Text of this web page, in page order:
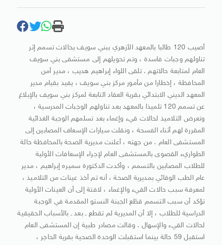
أصيب 120 طالبا بالمعهد الأزهري ببني سويف بحالات تسمم إثر
تناولهم وجبات فاسدة ، وتم تحويلهم إلى مستشفى بني سويف
العام لمتابعة حالاتهم . تلقى اللواء إبراهيم هديب ، مدير أمن
المحافظة ، إخطارا من مأمور مركز بني سويف ، يفيد بقيام مدير
المعهد الديني الابتدائي بقرية العقاد التابعة لمركز بني سويف بالإبلاغ
عن تسمم 120 تلميذا بالمعهد بعد تناولهم الوجبات المدرسية ،
وتعرض التلاميذ لحالات قيء وإغماء بعد تسلمهم الوجبة الغذائية
المقررة لهم أثناء الفسحة ، ونقلت سيارات الإسعاف المصابين إلى
المستشفى العام . من جهته ، أعلنت مديرية الصحة بالمحافظة حالة
الطواريء القصوى بالمستشفى العام لإجراء الإسعافات الأولية
للطلاب المصابين بالتسمم ، وأكدت الدكتورة سميره إبراهيم ، مدير
عام الطب الوقائي بمديرية الصحة ، أنه تم أخذ عينات من التلاميذ ،
لمعرفة سبب حالات القيء والإغماء ، لافتة إلى أن العينات الأولية
تؤكد أن سبب التسمم قطَع الجبنة النستو المقدمة في الوجبة
الدراسية للطلاب ، إلا أن المديرية لم تقطع ـ بعد ـ بالأسباب الحقيقية
لحالات القيء والإسهال . وقالت مصادر طبية إن المستشفى العام
استقبل 59 حالة بينما استقبلت الوحدة الصحية بقرية الحاجر ،